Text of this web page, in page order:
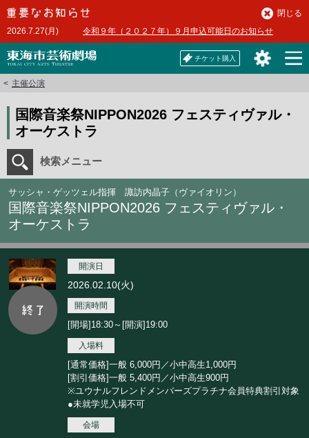
本
文
へ2026.7.27(月) 令和９年（２０２７年）９月申込可能日のお知らせ
閉じる
チケット購入
主催公演
国際音楽祭NIPPON2026 フェスティヴァル・
オーケストラ
検索メニュー
サッシャ・ゲッツェル指揮 諏訪内晶子（ヴァイオリン）
国際音楽祭NIPPON2026 フェスティヴァル・
オーケストラ
開演日
2026.02.10(火)
開演時間
[開場]18:30～[開演]19:00
入場料
[通常価格]一般 6,000円／小中高生1,000円
[割引価格]一般 5,400円／小中高生900円
※ユウナルフレンドメンバーズプラチナ会員特典割引対象
●未就学児入場不可
会場